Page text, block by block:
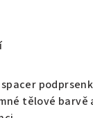
spacer
tělové barvě